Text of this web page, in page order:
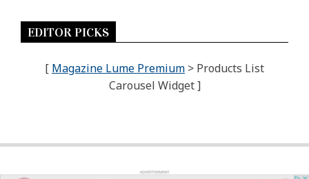
EDITOR PICKS
[ Magazine Lume Premium > Products List
Carousel Widget ]